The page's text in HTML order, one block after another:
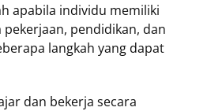
apabila individu memiliki
pendidikan, dan
langkah yang dapat
dan bekerja secara